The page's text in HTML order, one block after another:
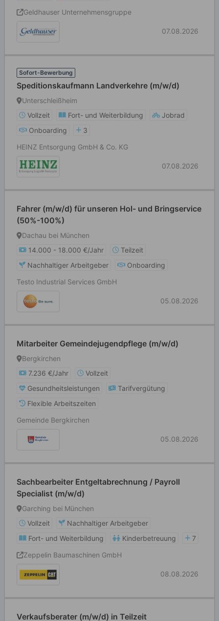
Geldhauser Unternehmensgruppe
07.08.2026
Sofort-Bewerbung
Speditionskaufmann Landverkehre (m/w/d)
Unterschleißheim
Vollzeit
Fort- und Weiterbildung
Jobrad
Onboarding
3
HEINZ Entsorgung GmbH & Co. KG
07.08.2026
Fahrer (m/w/d) für unseren Hol- und Bringservice
(50%-100%)
Dachau bei München
14.000 - 18.000 €/Jahr
Teilzeit
Nachhaltiger Arbeitgeber
Onboarding
Testo Industrial Services GmbH
05.08.2026
Mitarbeiter Gemeindejugendpflege (m/w/d)
Bergkirchen
7.236 €/Jahr
Vollzeit
Gesundheitsleistungen
Tarifvergütung
Flexible Arbeitszeiten
Gemeinde Bergkirchen
05.08.2026
Sachbearbeiter Entgeltabrechnung / Payroll
Specialist (m/w/d)
Garching bei München
Vollzeit
Nachhaltiger Arbeitgeber
Fort- und Weiterbildung
Kinderbetreuung
7
Zeppelin Baumaschinen GmbH
08.08.2026
Verkaufsberater (m/w/d) in Teilzeit